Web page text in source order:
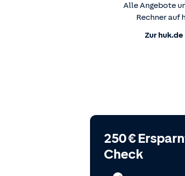
Alle Angebote
Rechner auf
Zur huk.de
250 €
Check